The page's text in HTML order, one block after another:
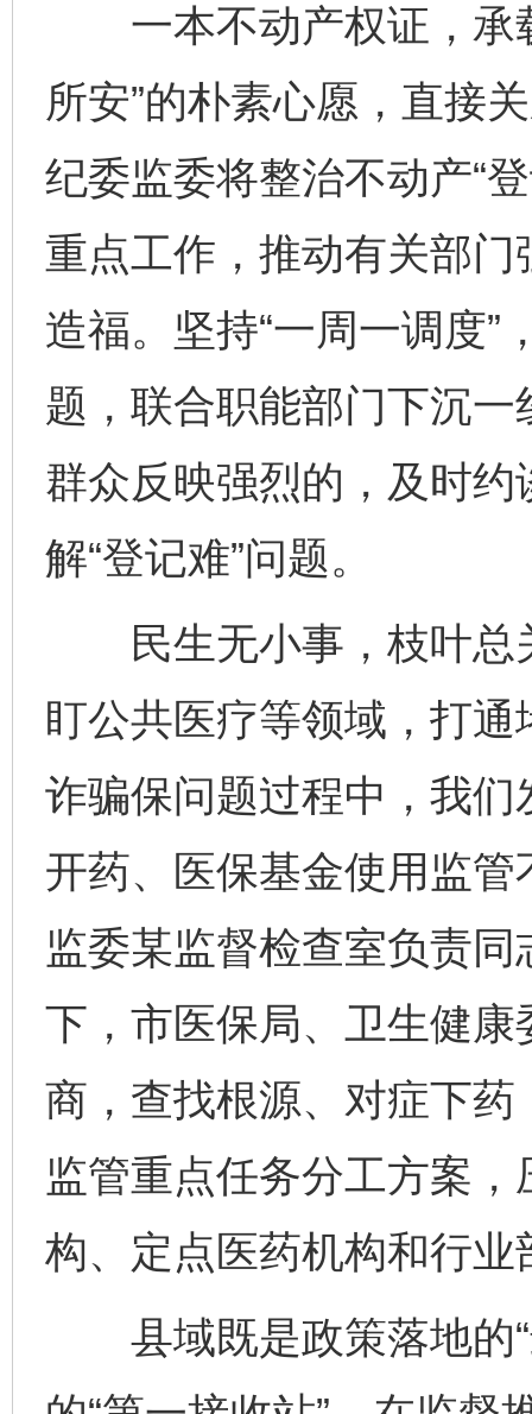
一本不动产权证，承
所安”的朴素心愿，直接
纪委监委将整治不动产“
重点工作，推动有关部
造福。坚持“一周一调度
题，联合职能部门下沉
群众反映强烈的，及时
解“登记难”问题。
民生无小事，枝叶总
盯公共医疗等领域，打
诈骗保问题过程中，我
开药、医保基金使用监管
监委某监督检查室负责
下，市医保局、卫生健
商，查找根源、对症下
监管重点任务分工方案
构、定点医药机构和行业
县域既是政策落地的“